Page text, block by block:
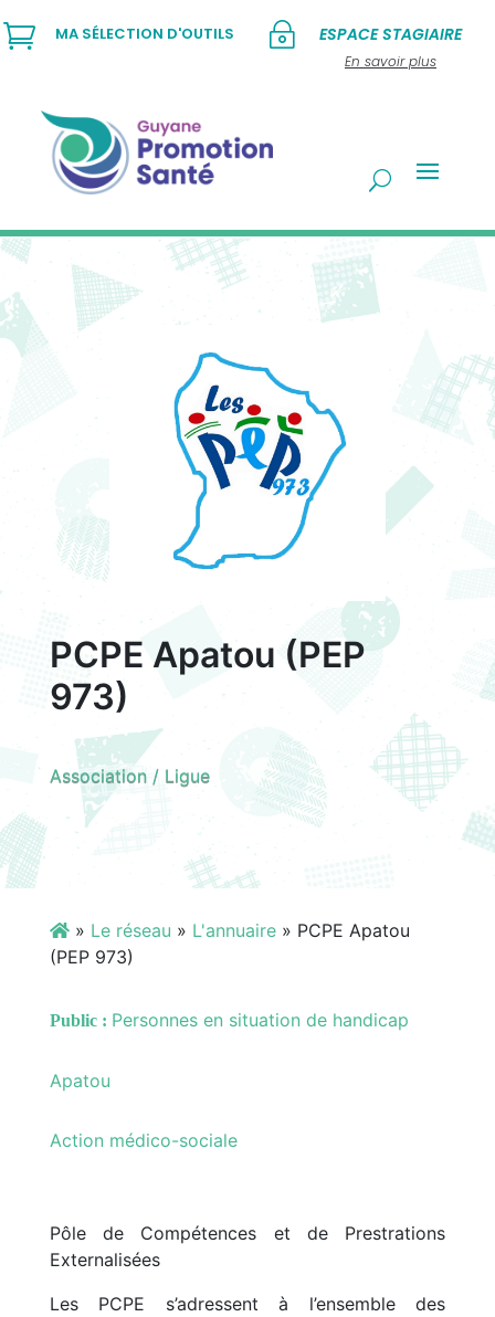
~ ESPACE STAGIAIRE
En savoir plus
 MA SÉLECTION D'OUTILS
PCPE Apatou (PEP
973)
Association / Ligue
» Le réseau » L'annuaire» PCPE Apatou
(PEP 973)
Public : Personnes en situation de handicap
Apatou
Action médico-sociale
Pôle de Compétences et de Prestrations
Externalisées
Les PCPE s’adressent à l’ensemble des